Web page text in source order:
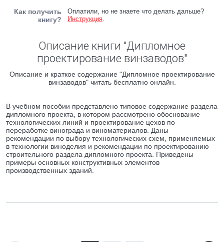
Как получить
книгу?
Оплатили, но не знаете что делать дальше?
Инструкция.
Описание книги "Дипломное
проектирование винзаводов"
Описание и краткое содержание "Дипломное проектирование
винзаводов" читать бесплатно онлайн.
В учебном пособии представлено типовое содержание раздела
дипломного проекта, в котором рассмотрено обоснование
технологических линий и проектирование цехов по
переработке винограда и виноматериалов. Даны
рекомендации по выбору технологических схем, применяемых
в технологии виноделия и рекомендации по проектированию
строительного раздела дипломного проекта. Приведены
примеры основных конструктивных элементов
производственных зданий.